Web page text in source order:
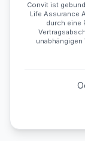
Convit ist
Life Assurance
durch eine